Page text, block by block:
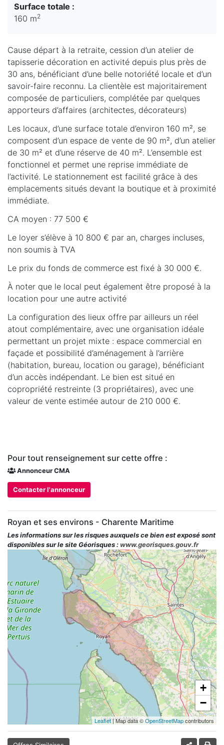
Surface totale :
160 m2
Cause départ à la retraite, cession d’un atelier de
tapisserie décoration en activité depuis plus près de
30 ans, bénéficiant d’une belle notoriété locale et d’un
savoir-faire reconnu. La clientèle est majoritairement
composée de particuliers, complétée par quelques
apporteurs d’affaires (architectes, décorateurs)
Les locaux, d’une surface totale d’environ 160 m², se
composent d’un espace de vente de 90 m², d’un atelier
de 30 m² et d’une réserve de 40 m². L’ensemble est
fonctionnel et permet une reprise immédiate de
l’activité. Le stationnement est facilité grâce à des
emplacements situés devant la boutique et à proximité
immédiate.
CA moyen : 77 500 €
Le loyer s’élève à 10 800 € par an, charges incluses,
non soumis à TVA
Le prix du fonds de commerce est fixé à 30 000 €.
À noter que le local peut également être proposé à la
location pour une autre activité
La configuration des lieux offre par ailleurs un réel
atout complémentaire, avec une organisation idéale
permettant un projet mixte : espace commercial en
façade et possibilité d’aménagement à l’arrière
(habitation, bureau, location ou garage), bénéficiant
d’un accès indépendant. Le bien est situé en
copropriété restreinte (3 propriétaires), avec une
valeur de vente estimée autour de 210 000 €.
Pour tout renseignement sur cette offre :
Annonceur CMA
Contacter l'annonceur
Royan et ses environs - Charente Maritime
Les informations sur les risques auxquels ce bien est exposé sont
disponibles sur le site Géorisques : www.georisques.gouv.fr
+
−
Leaflet| Map data ©OpenStreetMapcontributors